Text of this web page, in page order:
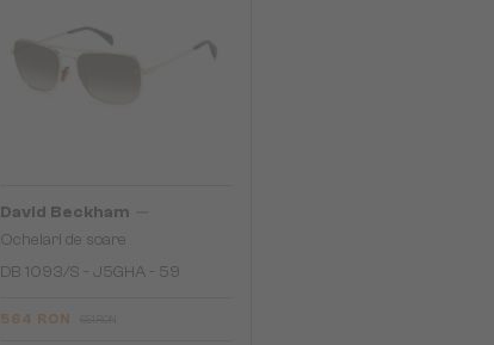
David Beckham
Ochelari de soare
DB 1093/S - J5GHA - 59
564 RON